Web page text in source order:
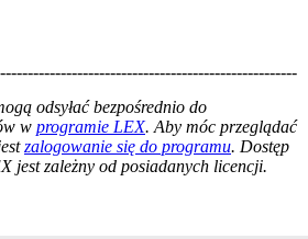
odsyłać bezpośrednio do
w programie LEX. Aby móc przeglądać
zalogowanie się do programu. Dostęp
jest zależny od posiadanych licencji.